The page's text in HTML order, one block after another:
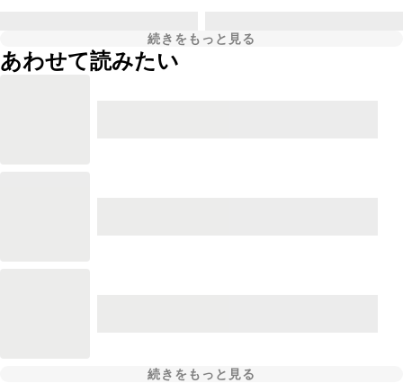
続きをもっと見る
あわせて読みたい
続きをもっと見る